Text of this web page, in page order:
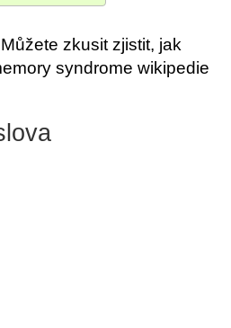
zkusit zjistit, jak
syndrome wikipedie